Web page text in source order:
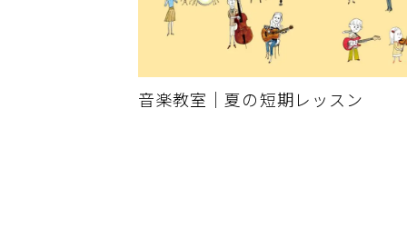
音楽教室｜夏の短期レッスン